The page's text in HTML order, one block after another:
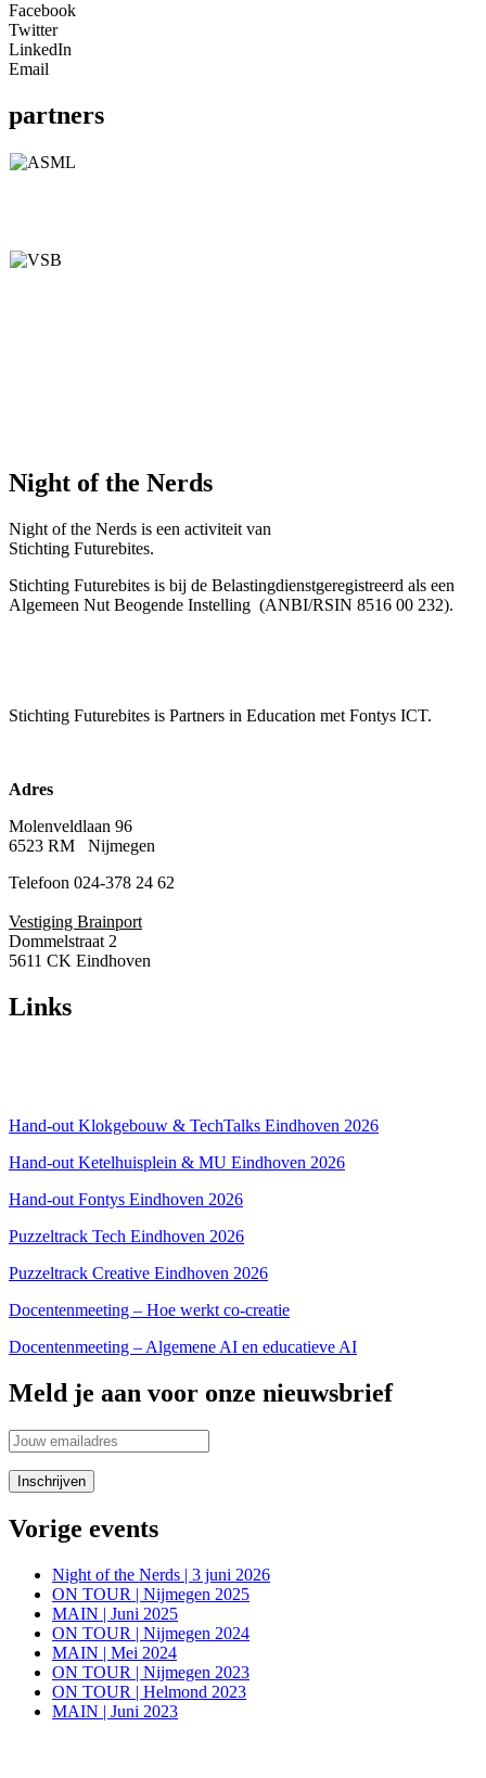
Facebook
Twitter
LinkedIn
Email
partners
Night of the Nerds
Night of the Nerds is een activiteit van
Stichting Futurebites.
Stichting Futurebites is bij de Belastingdienstgeregistreerd als een
Algemeen Nut Beogende Instelling (ANBI/RSIN 8516 00 232).
Stichting Futurebites is Partners in Education met Fontys ICT.
Adres
Molenveldlaan 96
6523 RM Nijmegen
Telefoon 024-378 24 62
Vestiging Brainport
Dommelstraat 2
5611 CK Eindhoven
Links
Hand-out Klokgebouw & TechTalks Eindhoven 2026
Hand-out Ketelhuisplein & MU Eindhoven 2026
Hand-out Fontys Eindhoven 2026
Puzzeltrack Tech Eindhoven 2026
Puzzeltrack Creative Eindhoven 2026
Docentenmeeting – Hoe werkt co-creatie
Docentenmeeting – Algemene AI en educatieve AI
Meld je aan voor onze nieuwsbrief
Vorige events
Night of the Nerds | 3 juni 2026
ON TOUR | Nijmegen 2025
MAIN | Juni 2025
ON TOUR | Nijmegen 2024
MAIN | Mei 2024
ON TOUR | Nijmegen 2023
ON TOUR | Helmond 2023
MAIN | Juni 2023